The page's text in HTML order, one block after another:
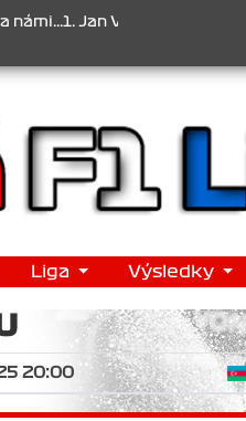
Jan Veselý , 2. Jan
Liga Výsledky
20:00